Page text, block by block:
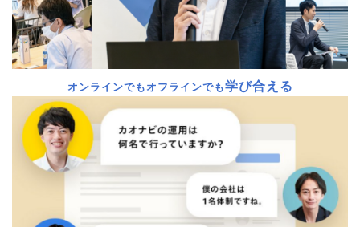
オンラインでもオフラインでも学び合える